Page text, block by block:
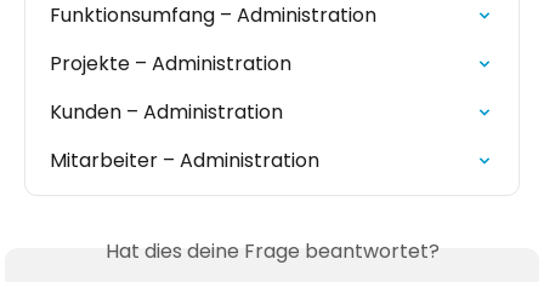
Funktionsumfang – Administration
Projekte – Administration
Kunden – Administration
Mitarbeiter – Administration
Hat dies deine Frage beantwortet?